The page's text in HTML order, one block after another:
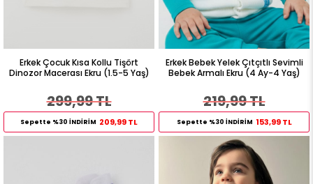
Erkek Çocuk Kısa Kollu Tişört
Dinozor Macerası Ekru (1.5-5 Yaş)
299,99 TL
Sepette %30 İNDİRİM 209,99 TL
Erkek Bebek Yelek Çıtçıtlı Sevimli
Bebek Armalı Ekru (4 Ay-4 Yaş)
219,99 TL
Sepette %30 İNDİRİM 153,99 TL